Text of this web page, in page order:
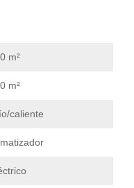
m²
m²
caliente